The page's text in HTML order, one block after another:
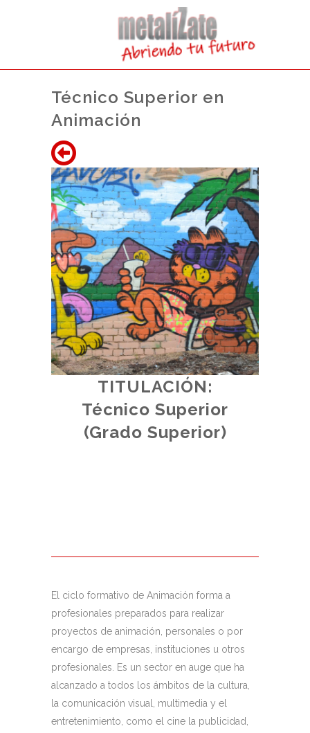
Técnico Superior en
Animación
TITULACIÓN:
Técnico Superior
(Grado Superior)
El ciclo formativo de Animación forma a
profesionales preparados para realizar
proyectos de animación, personales o por
encargo de empresas, instituciones u otros
profesionales. Es un sector en auge que ha
alcanzado a todos los ámbitos de la cultura,
la comunicación visual, multimedia y el
entretenimiento, como el cine la publicidad,